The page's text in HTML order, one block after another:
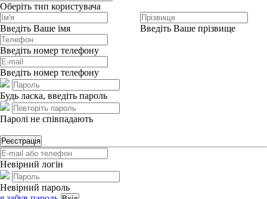
Оберіть тип користувача
Введіть Ваше імя Введіть Ваше прізвище
Введіть номер телефону
Введіть номер телефону
Будь ласка, введіть пароль
Паролі не співпадають
Реєстрація
Невірний логін
Невірний пароль